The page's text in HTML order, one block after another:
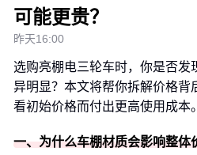
可能更贵？
昨天16:00
选购亮棚电三轮车时，你是否发
异明显？本文将帮你拆解价格背
看初始价格而付出更高使用成本。
一、为什么车棚材质会影响整体